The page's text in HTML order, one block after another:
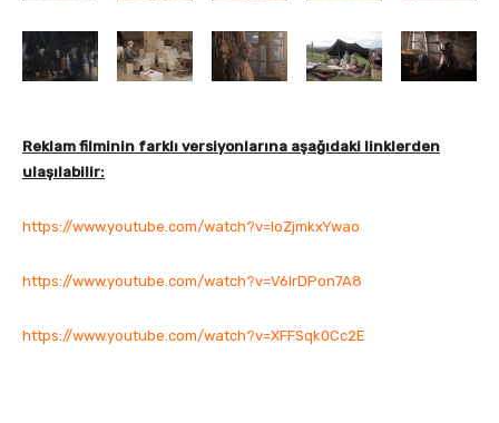
Reklam filminin farklı versiyonlarına aşağıdaki linklerden
ulaşılabilir:
https://www.youtube.com/watch?v=IoZjmkxYwao
https://www.youtube.com/watch?v=V6lrDPon7A8
https://www.youtube.com/watch?v=XFFSqk0Cc2E